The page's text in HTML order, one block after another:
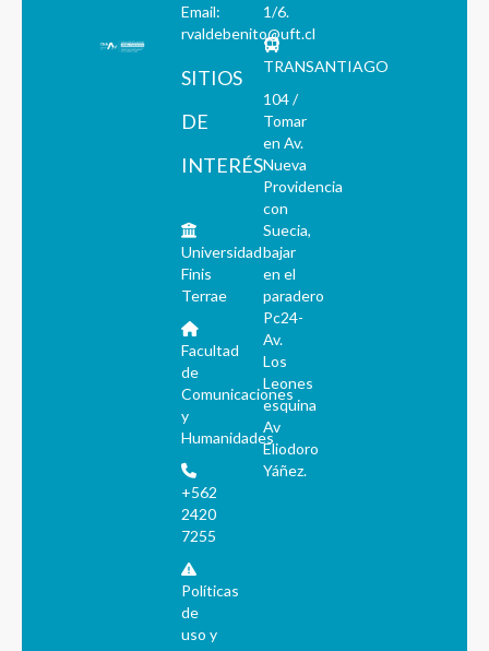
Email:
rvaldebenito@uft.cl
SITIOS
DE
INTERÉS
Universidad
Finis
Terrae
Facultad
de
Comunicaciones
y
Humanidades
+562
2420
7255
Políticas
de
uso y
1/6.
TRANSANTIAGO
104 /
Tomar
en Av.
Nueva
Providencia
con
Suecia,
bajar
en el
paradero
Pc24-
Av.
Los
Leones
esquina
Av
Eliodoro
Yáñez.